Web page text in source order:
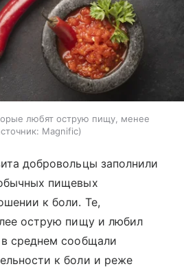
любят острую пищу, менее
Magnific
добровольцы заполнили
пищевых
к боли. Те,
острую пищу и любил
среднем сообщали
к боли и реже